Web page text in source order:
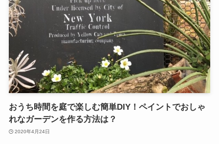
おうち時間を庭で楽しむ簡単DIY！ペイントでおしゃ
れなガーデンを作る方法は？
2020年4月24日